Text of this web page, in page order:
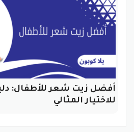
أفضل زيت شعر للأطفال:
للاختيار المثالي